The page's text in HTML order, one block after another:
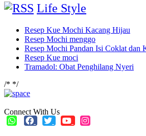
Life Style
Resep Kue Mochi Kacang Hijau
Resep Mochi menggo
Resep Mochi Pandan Isi Coklat dan
Resep Kue moci
Tramadol: Obat Penghilang Nyeri
/* */
Connect With Us